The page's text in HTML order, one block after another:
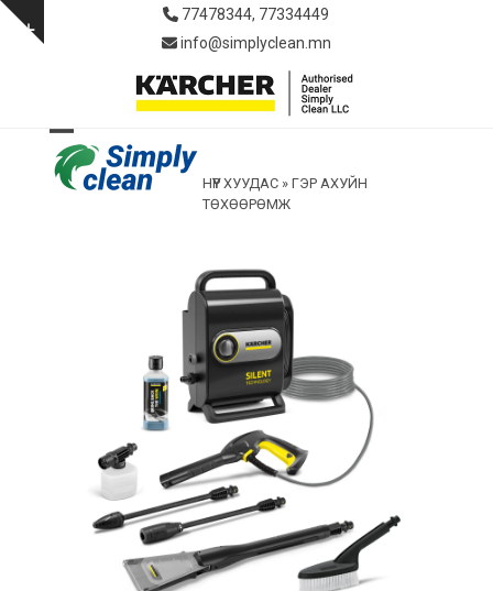
Skip
Show
77478344, 77334449
info@simplyclean.mn
Open
mobile
Close
mobile
НҮҮР ХУУДАС» ГЭР АХУЙН
ТӨХӨӨРӨМЖ